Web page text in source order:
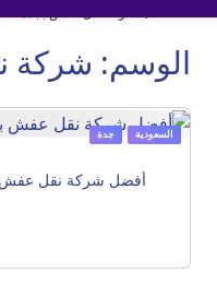
›
الوسم: شركة
السعودية جدة
أفضل شركة نقل عفش بجدة